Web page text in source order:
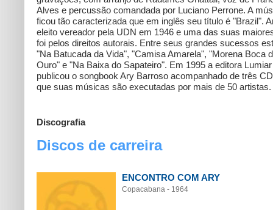
Alves e percussão comandada por Luciano Perrone. A
ficou tão caracterizada que em inglês seu título é "Brazil".
eleito vereador pela UDN em 1946 e uma das suas
foi pelos direitos autorais. Entre seus grandes sucessos
"Na Batucada da Vida", "Camisa Amarela", "Morena Boca
Ouro" e "Na Baixa do Sapateiro". Em 1995 a editora Lumiar
publicou o songbook Ary Barroso acompanhado de três
que suas músicas são executadas por mais de 50 artistas.
Discografia
Discos de carreira
ENCONTRO COM ARY
Copacabana - 1964